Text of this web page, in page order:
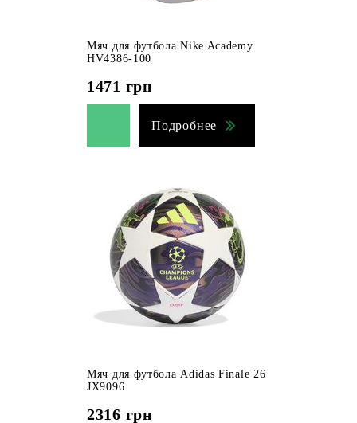
Мяч для футбола Nike Academy
HV4386-100
1471 грн
Подробнее
Мяч для футбола Adidas Finale 26
JX9096
2316 грн